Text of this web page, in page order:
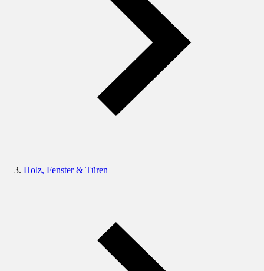
Holz, Fenster & Türen